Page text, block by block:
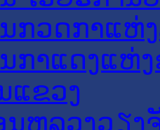
ກວດກາແຫ່
ກາແດງແຫ່
ແຂວງ
ຫລວງວຽງ